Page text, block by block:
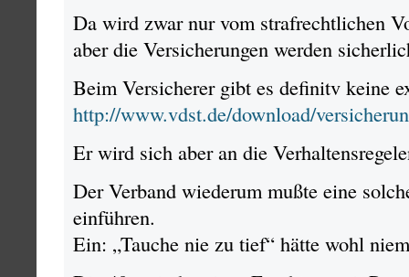
Da wird zwar nur vom strafrechtlichen
aber die Versicherungen werden
Beim Versicherer gibt es definitv keine
http://www.vdst.de/download/
Er wird sich aber an die
Der Verband wiederum mußte eine
einführen.
Ein: „Tauche nie zu tief“ hätte wohl